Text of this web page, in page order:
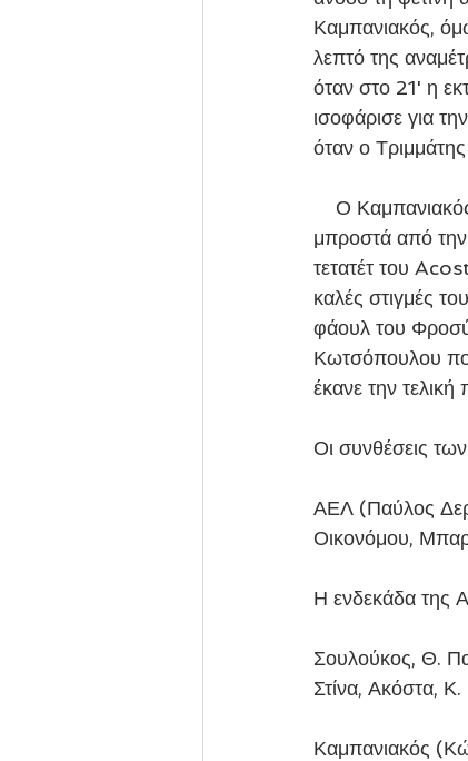
Καμπανιακός,
λεπτό της
όταν στο 21' η
ισοφάρισε για
όταν ο
μπροστά από την
τετατέτ του
καλές στιγμές
φάουλ του
Κωτσόπουλου
έκανε την
Οι συνθέσεις
ΑΕΛ (Παύλος
Οικονόμου,
Η ενδεκάδα της
Σουλούκος, Θ.
Στίνα, Ακόστα,
Καμπανιακός